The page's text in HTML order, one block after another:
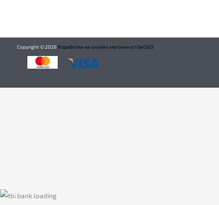
Copyright ©2026 Изработка на онлайн магазин от GetSEO